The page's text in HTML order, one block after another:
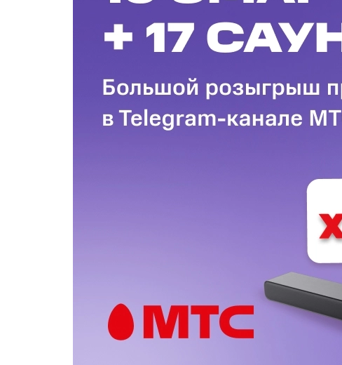
Купить SIM
Популярное
Вакансии